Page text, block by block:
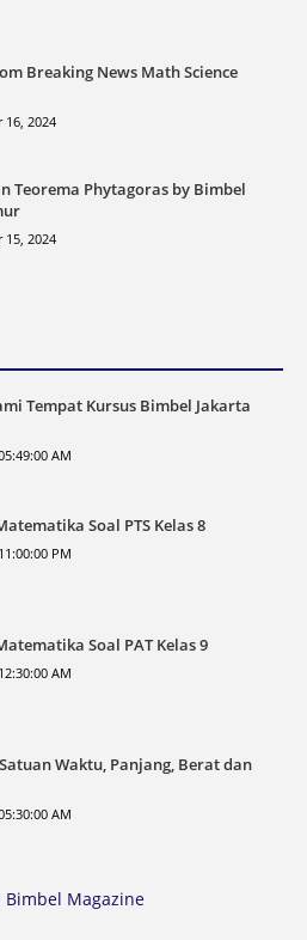
Breaking News Math Science
16, 2024
Teorema Phytagoras by Bimbel
15, 2024
Tempat Kursus Bimbel Jakarta
AM
Soal PTS Kelas 8
PM
Soal PAT Kelas 9
AM
Waktu, Panjang, Berat dan
AM